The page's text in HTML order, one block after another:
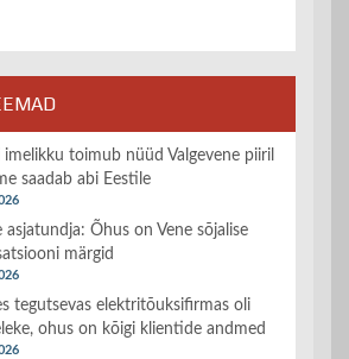
imelikku toimub nüüd Valgevene piiril
saadab abi Eestile
asjatundja: Õhus on Vene sõjalise
märgid
tegutsevas elektritõuksifirmas oli
ohus on kõigi klientide andmed